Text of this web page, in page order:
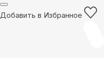
Добавить в Избранное